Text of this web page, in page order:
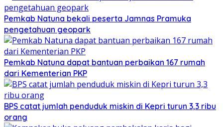
Pemkab Natuna bekali peserta Jamnas Pramuka
pengetahuan geopark
Pemkab Natuna dapat bantuan perbaikan 167 rumah
dari Kementerian PKP
BPS catat jumlah penduduk miskin di Kepri turun 3,3 ribu
orang